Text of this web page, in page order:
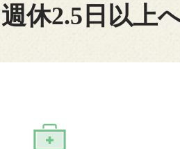
週休2.5日以上